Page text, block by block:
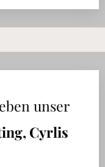
unser
Cyrlis